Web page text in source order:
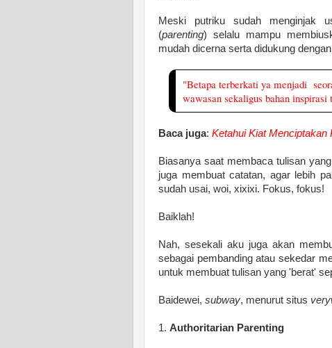
Meski putriku sudah menginjak
(parenting) selalu mampu
mudah dicerna serta didukung
"Betapa terberkati ya menjadi
wawasan sekaligus bahan
Baca juga: Ketahui Kiat Menciptakan
Biasanya saat membaca tulisan
juga membuat catatan, agar lebih
sudah usai, woi, xixixi. Fokus, fokus!
Baiklah!
Nah, sesekali aku juga akan
sebagai pembanding atau sekedar
untuk membuat tulisan yang 'berat'
Baidewei, subway, menurut situs
1. Authoritarian Parenting